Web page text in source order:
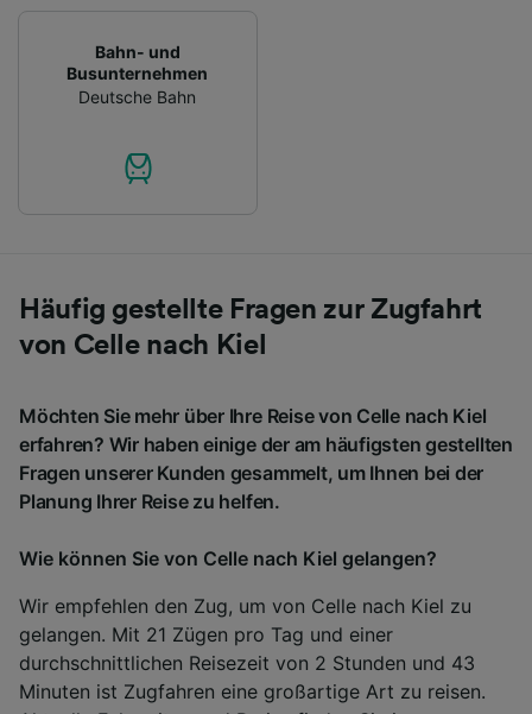
Bahn- und
Busunternehmen
Deutsche Bahn
Häufig gestellte Fragen zur Zugfahrt
von Celle nach Kiel
Möchten Sie mehr über Ihre Reise von Celle nach Kiel
erfahren? Wir haben einige der am häufigsten gestellten
Fragen unserer Kunden gesammelt, um Ihnen bei der
Planung Ihrer Reise zu helfen.
Wie können Sie von Celle nach Kiel gelangen?
Wir empfehlen den Zug, um von Celle nach Kiel zu
gelangen. Mit 21 Zügen pro Tag und einer
durchschnittlichen Reisezeit von 2 Stunden und 43
Minuten ist Zugfahren eine großartige Art zu reisen.